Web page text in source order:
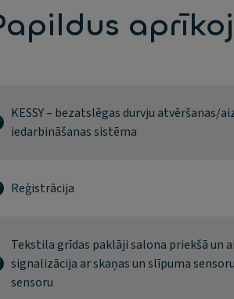
KESSY – bezatslēgas durvju atvēršanas/
iedarbināšanas sistēma
Reģistrācija
Tekstila grīdas paklāji salona priekšā un
signalizācija ar skaņas un slīpuma
sensoru